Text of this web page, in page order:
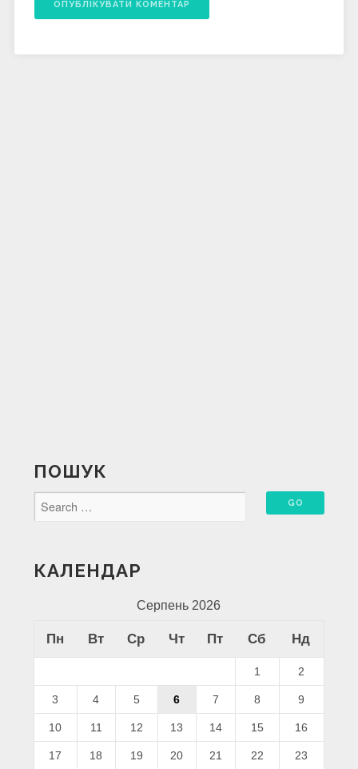
ПОШУК
КАЛЕНДАР
Серпень 2026
Пн Вт Ср Чт Пт Сб Нд
1 2
3 4 5 6 7 8 9
10 11 12 13 14 15 16
17 18 19 20 21 22 23